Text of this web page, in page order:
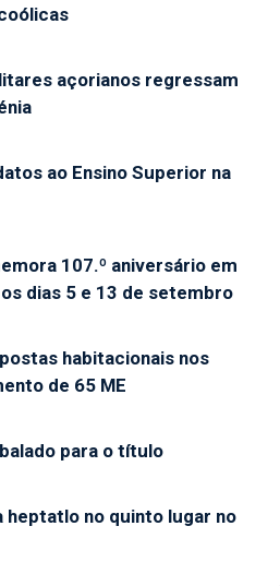
açorianos regressam
ao Ensino Superior na
107.º aniversário em
dias 5 e 13 de setembro
habitacionais nos
de 65 ME
para o título
heptatlo no quinto lugar no